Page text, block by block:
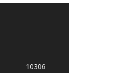
10306